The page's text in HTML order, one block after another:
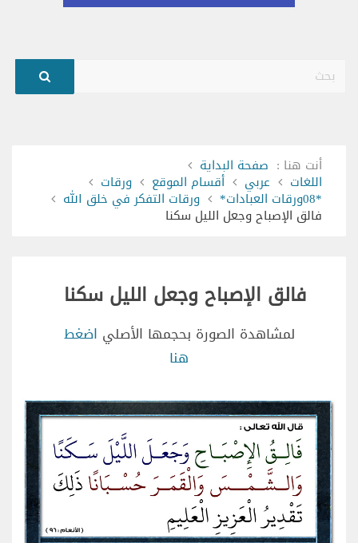
بحث
أنت هنا : صفحة البداية
اللغات عربي أقسام الموقع ورقات
*08ورقات العبادات* ورقات التفكر في خلق الله
فالق الإصباح وجعل الليل سكنا
فالق الإصباح وجعل الليل سكنا
لمشاهدة الصورة بحجمها الأصلي اضغط
هنا